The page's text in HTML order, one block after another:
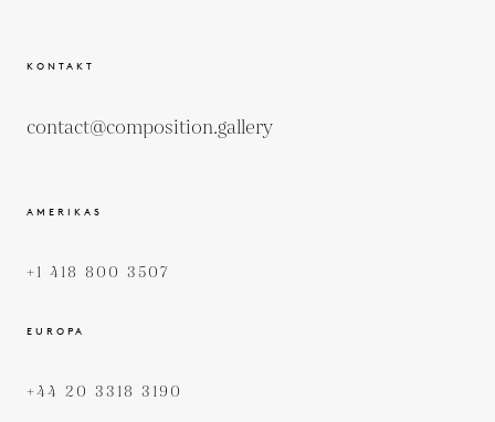
KONTAKT
contact@composition.gallery
AMERIKAS
+1 418 800 3507
EUROPA
+44 20 3318 3190